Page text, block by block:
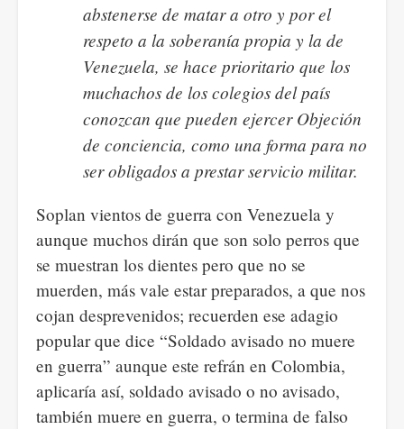
abstenerse de matar a otro y por el
respeto a la soberanía propia y la de
Venezuela, se hace prioritario que los
muchachos de los colegios del país
conozcan que pueden ejercer Objeción
de conciencia, como una forma para no
ser obligados a prestar servicio militar.
Soplan vientos de guerra con Venezuela y
aunque muchos dirán que son solo perros que
se muestran los dientes pero que no se
muerden, más vale estar preparados, a que nos
cojan desprevenidos; recuerden ese adagio
popular que dice “Soldado avisado no muere
en guerra” aunque este refrán en Colombia,
aplicaría así, soldado avisado o no avisado,
también muere en guerra, o termina de falso